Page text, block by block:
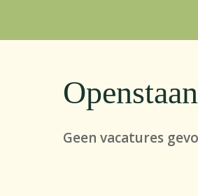
Geen vacatures